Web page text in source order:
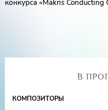
конкурса «Makris Conducting
В
КОМПОЗИТОРЫ